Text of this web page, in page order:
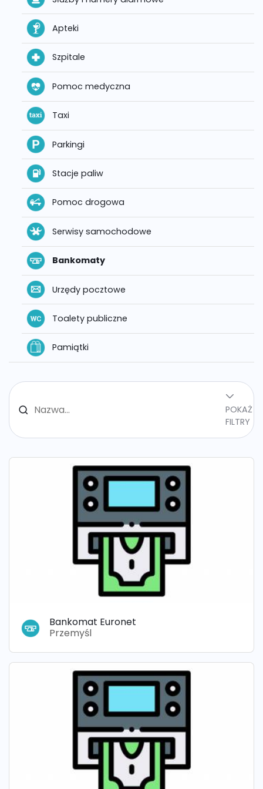
POKAŻ
FILTRY
Bankomat Euronet
Przemyśl
Apteki
Szpitale
Pomoc medyczna
Taxi
Parkingi
Stacje paliw
Pomoc drogowa
Serwisy samochodowe
Bankomaty
Urzędy pocztowe
Toalety publiczne
Pamiątki